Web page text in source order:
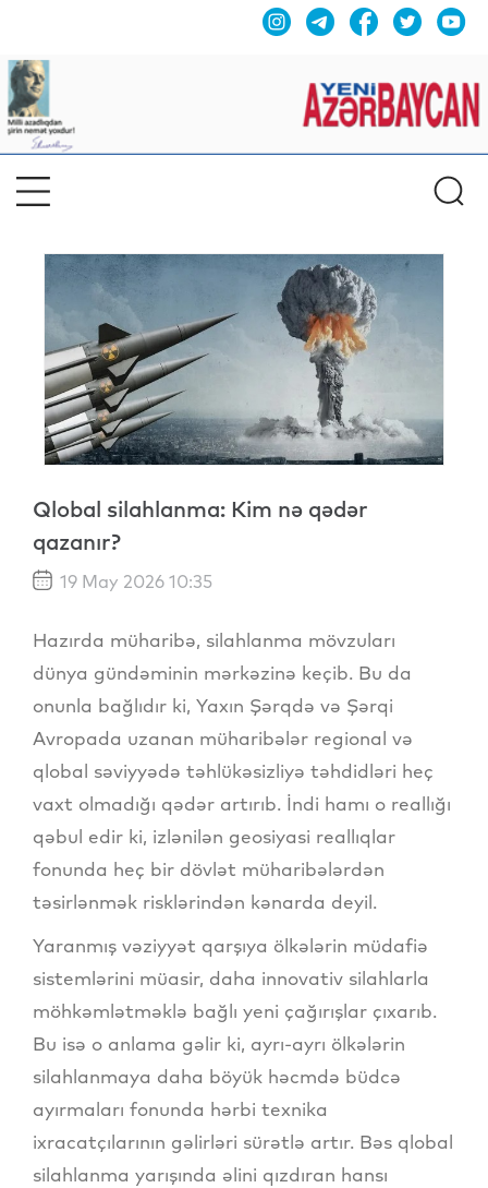
Qlobal silahlanma: Kim nə qədər
qazanır?
19 May 2026 10:35
Hazırda müharibə, silahlanma mövzuları
dünya gündəminin mərkəzinə keçib. Bu da
onunla bağlıdır ki, Yaxın Şərqdə və Şərqi
Avropada uzanan müharibələr regional və
qlobal səviyyədə təhlükəsizliyə təhdidləri heç
vaxt olmadığı qədər artırıb. İndi hamı o reallığı
qəbul edir ki, izlənilən geosiyasi reallıqlar
fonunda heç bir dövlət müharibələrdən
təsirlənmək risklərindən kənarda deyil.
Yaranmış vəziyyət qarşıya ölkələrin müdafiə
sistemlərini müasir, daha innovativ silahlarla
möhkəmlətməklə bağlı yeni çağırışlar çıxarıb.
Bu isə o anlama gəlir ki, ayrı-ayrı ölkələrin
silahlanmaya daha böyük həcmdə büdcə
ayırmaları fonunda hərbi texnika
ixracatçılarının gəlirləri sürətlə artır. Bəs qlobal
silahlanma yarışında əlini qızdıran hansı